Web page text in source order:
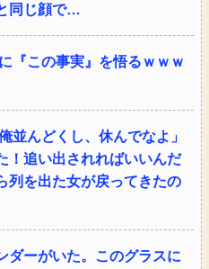
同じ顔で…
『この事実』を悟るｗｗｗ
並んどくし、休んでなよ」
！追い出されればいいんだ
列を出た女が戻ってきたの
ダーがいた。このグラスに